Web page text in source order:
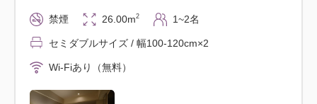
禁煙 26.00m2 1~2名
セミダブルサイズ / 幅100-120cm×2
Wi-Fiあり（無料）